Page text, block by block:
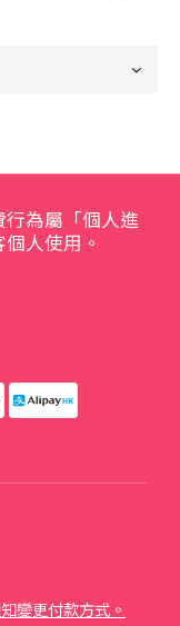
為屬「個人進
人使用。
變更付款方式。